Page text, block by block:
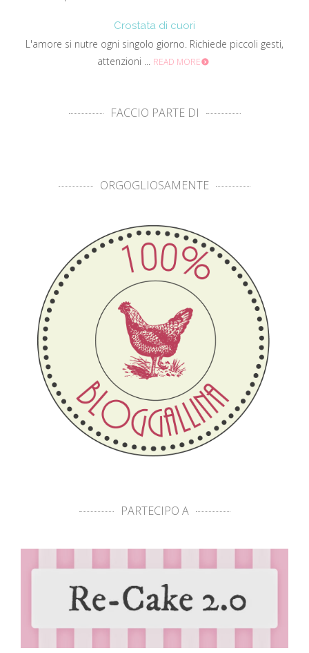
Crostata di cuori
L'amore si nutre ogni singolo giorno. Richiede piccoli gesti,
attenzioni ... READ MORE
FACCIO PARTE DI
ORGOGLIOSAMENTE
PARTECIPO A